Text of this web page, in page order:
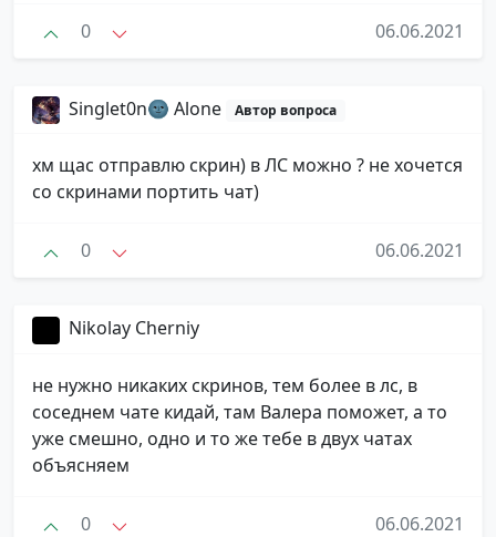
0 06.06.2021
Singlet0n🌚 Alone Автор вопроса
хм щас отправлю скрин) в ЛС можно ? не хочется
со скринами портить чат)
0 06.06.2021
Nikolay Cherniy
не нужно никаких скринов, тем более в лс, в
соседнем чате кидай, там Валера поможет, а то
уже смешно, одно и то же тебе в двух чатах
объясняем
0 06.06.2021